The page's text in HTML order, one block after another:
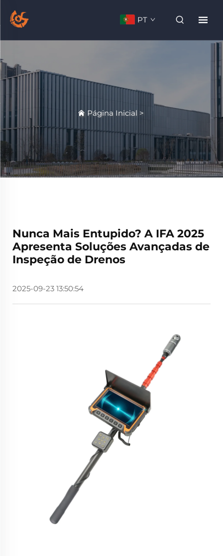
PT
Página Inicial >
Nunca Mais Entupido? A IFA 2025
Apresenta Soluções Avançadas de
Inspeção de Drenos
2025-09-23 13:50:54